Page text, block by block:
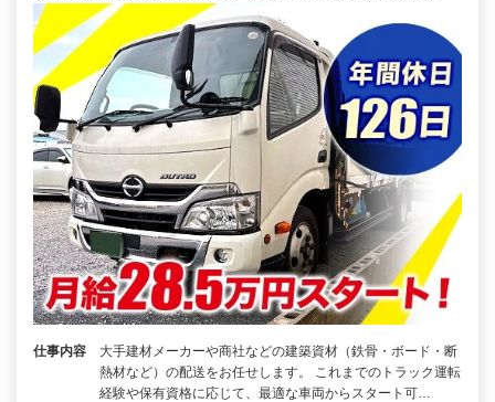
仕事内容
大手建材メーカーや商社などの建築資材（鉄骨・ボード・断
熱材など）の配送をお任せします。 これまでのトラック運転
経験や保有資格に応じて、最適な車両からスタート可…